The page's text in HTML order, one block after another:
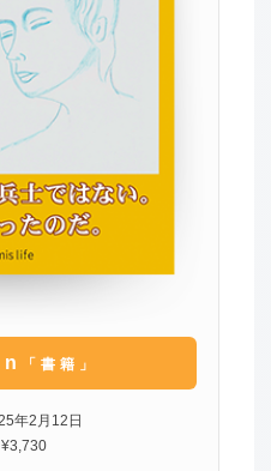
「書籍」
年2月12日